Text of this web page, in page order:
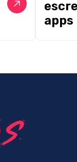
apps